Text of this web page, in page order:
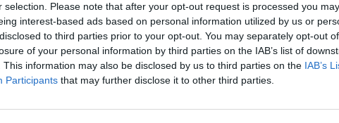
selection. Please note that after your opt-out request is processed you may
interest-based ads based on personal information utilized by us or
to third parties prior to your opt-out. You may separately opt-out
of your personal information by third parties on the IAB’s list of
This information may also be disclosed by us to third parties on the IAB’s
Participants that may further disclose it to other third parties.
December 12.
A Heavy Metal & Hard Rock Zene
nemzetközi napja
December 13.
Advent (3.)
árát
2026.